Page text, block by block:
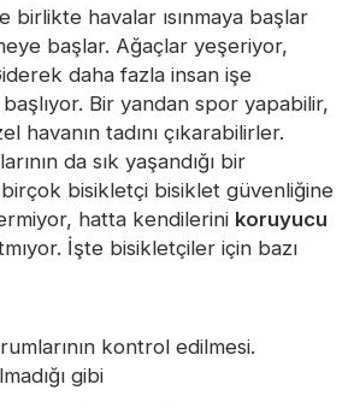
Malzeme
Trimi
birlikte havalar ısınmaya başlar
başlar. Ağaçlar yeşeriyor,
daha fazla insan işe
Bir yandan spor yapabilir,
havanın tadını çıkarabilirler.
da sık yaşandığı bir
bisikletçi bisiklet güvenliğine
hatta kendilerini koruyucu
İşte bisikletçiler için bazı
kontrol edilmesi.
gibi